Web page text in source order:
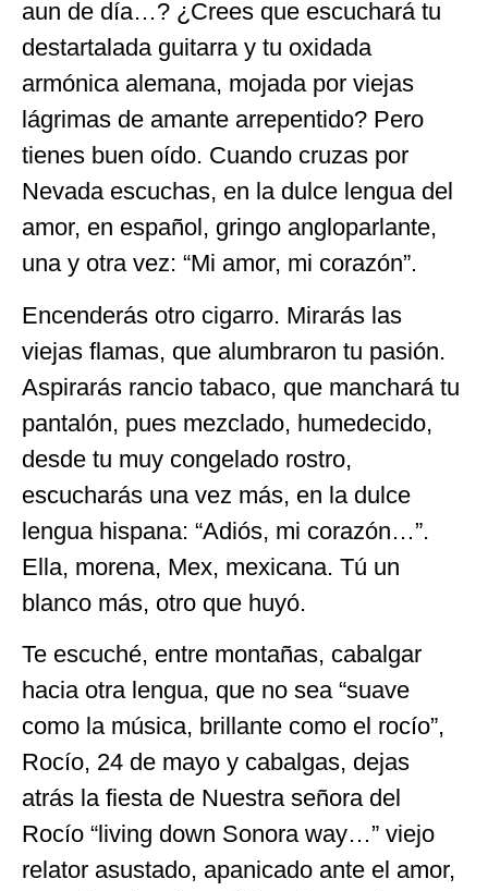
aun de día…? ¿Crees que escuchará tu
destartalada guitarra y tu oxidada
armónica alemana, mojada por viejas
lágrimas de amante arrepentido? Pero
tienes buen oído. Cuando cruzas por
Nevada escuchas, en la dulce lengua del
amor, en español, gringo angloparlante,
una y otra vez: “Mi amor, mi corazón”.
Encenderás otro cigarro. Mirarás las
viejas flamas, que alumbraron tu pasión.
Aspirarás rancio tabaco, que manchará tu
pantalón, pues mezclado, humedecido,
desde tu muy congelado rostro,
escucharás una vez más, en la dulce
lengua hispana: “Adiós, mi corazón…”.
Ella, morena, Mex, mexicana. Tú un
blanco más, otro que huyó.
Te escuché, entre montañas, cabalgar
hacia otra lengua, que no sea “suave
como la música, brillante como el rocío”,
Rocío, 24 de mayo y cabalgas, dejas
atrás la fiesta de Nuestra señora del
Rocío “living down Sonora way…” viejo
relator asustado, apanicado ante el amor,